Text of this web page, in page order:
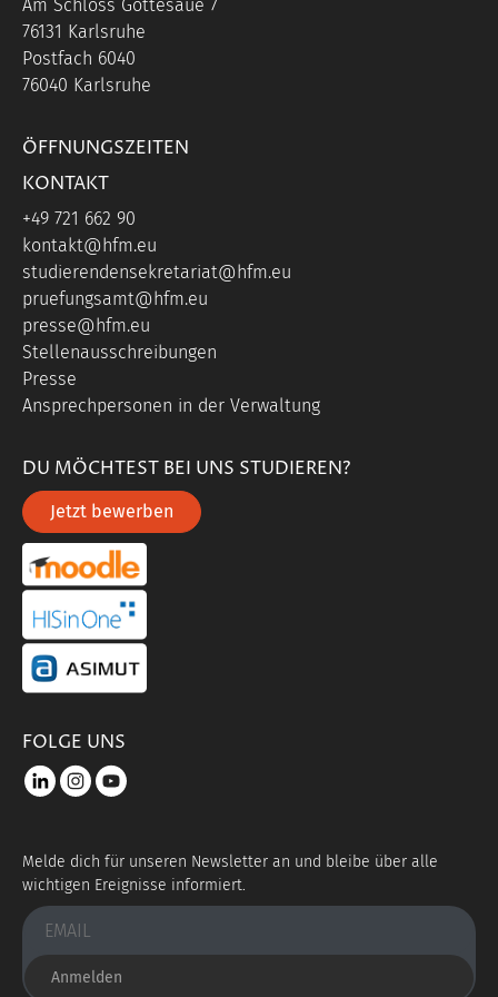
Am Schloss Gottesaue 7
76131 Karlsruhe
Postfach 6040
76040 Karlsruhe
ÖFFNUNGSZEITEN
KONTAKT
+49 721 662 90
kontakt@hfm.eu
studierendensekretariat@hfm.eu
pruefungsamt@hfm.eu
presse@hfm.eu
Stellenausschreibungen
Presse
Ansprechpersonen in der Verwaltung
DU MÖCHTEST BEI UNS STUDIEREN?
Jetzt bewerben
portal link moddle
portal link hisinone
portal link asimut
FOLGE UNS
LinkedIninstagram
youtube
Melde dich für unseren Newsletter an und bleibe über alle
wichtigen Ereignisse informiert.
Anmelden